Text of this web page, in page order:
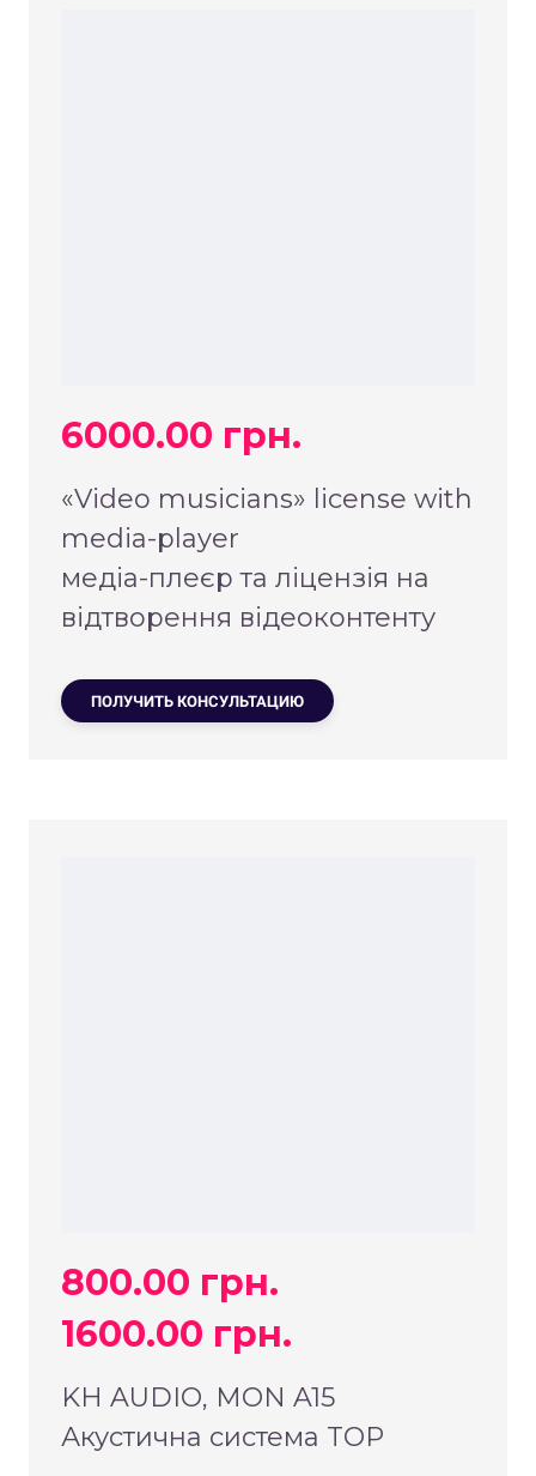
6000.00 грн.
«Video musicians» license with
media-player
медіа-плеєр та ліцензія на
відтворення відеоконтенту
ПОЛУЧИТЬ КОНСУЛЬТАЦИЮ
800.00 грн.
1600.00 грн.
KH AUDIO, MON A15
Акустична система TOP